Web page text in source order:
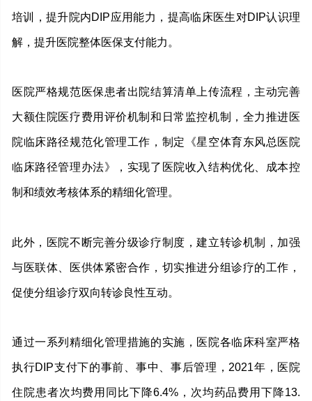
培训，提升院内DIP应用能力，提高临床医生对DIP认识理
解，提升医院整体医保支付能力。
医院严格规范医保患者出院结算清单上传流程，主动完善
大额住院医疗费用评价机制和日常监控机制，全力推进医
院临床路径规范化管理工作，制定《星空体育东风总医院
临床路径管理办法》，实现了医院收入结构优化、成本控
制和绩效考核体系的精细化管理。
此外，医院不断完善分级诊疗制度，建立转诊机制，加强
与医联体、医供体紧密合作，切实推进分组诊疗的工作，
促使分组诊疗双向转诊良性互动。
通过一系列精细化管理措施的实施，医院各临床科室严格
执行DIP支付下的事前、事中、事后管理，2021年，医院
住院患者次均费用同比下降6.4%，次均药品费用下降13.